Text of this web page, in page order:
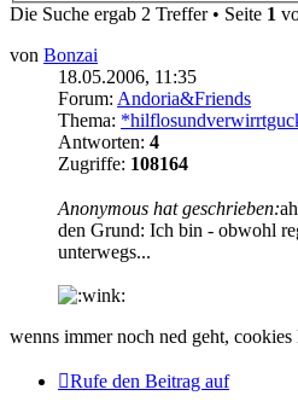
Die Suche ergab 2 Treffer • Seite 1
von Bonzai
18.05.2006, 11:35
Forum: Andoria&Friends
Thema:
Antworten: 4
Zugriffe: 108164
Anonymous hat geschrieben:
den Grund: Ich bin - obwohl
unterwegs...
wenns immer noch ned geht,
Rufe den Beitrag auf